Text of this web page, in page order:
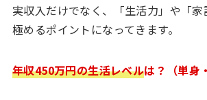
実収入だけでなく、「生活力」や「
極めるポイントになってきます。
年収450万円の生活レベルは？（単身